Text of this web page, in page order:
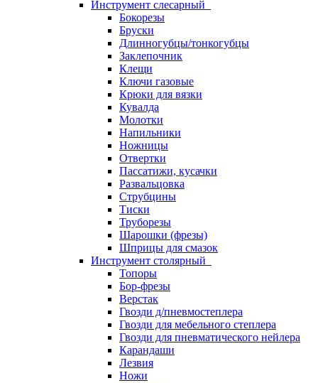
Инструмент слесарный
Бокорезы
Бруски
Длинногубцы/тонкогубцы
Заклепочник
Клещи
Ключи газовые
Крюки для вязки
Кувалда
Молотки
Напильники
Ножницы
Отвертки
Пассатижи, кусачки
Развальцовка
Струбцины
Тиски
Труборезы
Шарошки (фрезы)
Шприцы для смазок
Инструмент столярный
Топоры
Бор-фрезы
Верстак
Гвозди д/пневмостеплера
Гвозди для мебельного степлера
Гвозди для пневматического нейлера
Карандаши
Лезвия
Ножи